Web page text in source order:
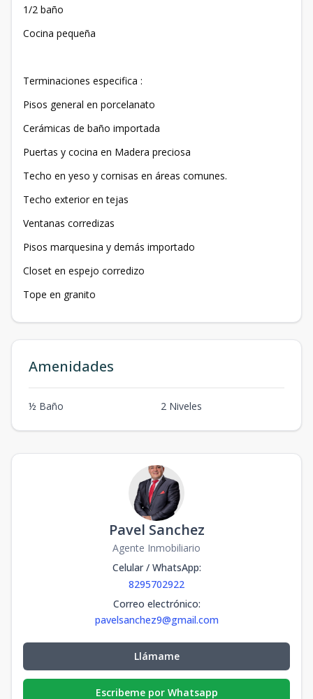
1/2 baño
Cocina pequeña
Terminaciones especifica :
Pisos general en porcelanato
Cerámicas de baño importada
Puertas y cocina en Madera preciosa
Techo en yeso y cornisas en áreas comunes.
Techo exterior en tejas
Ventanas corredizas
Pisos marquesina y demás importado
Closet en espejo corredizo
Tope en granito
Amenidades
½ Baño 2 Niveles
Pavel Sanchez
Agente Inmobiliario
Celular / WhatsApp:
8295702922
Correo electrónico:
pavelsanchez9@gmail.com
Llámame
Escribeme por Whatsapp